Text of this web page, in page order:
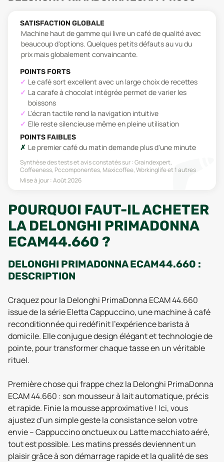
SATISFACTION GLOBALE
Machine haut de gamme qui livre un café de qualité avec
beaucoup d'options. Quelques petits défauts au vu du
prix mais globalement convaincante.
POINTS FORTS
Le café sort excellent avec un large choix de recettes
La carafe à chocolat intégrée permet de varier les
boissons
L'écran tactile rend la navigation intuitive
Elle reste silencieuse même en pleine utilisation
POINTS FAIBLES
Le premier café du matin demande plus d'une minute
Synthèse des tests et avis constatés sur :Graindexpert,
Coffeeness, Pccomponentes, Maxicoffee, Workinglifeet 1 autres
Mise à jour :Août 2026
POURQUOI FAUT-IL ACHETER
LA DELONGHI PRIMADONNA
ECAM44.660 ?
DELONGHI PRIMADONNA ECAM44.660 :
DESCRIPTION
Craquez pour la Delonghi PrimaDonna ECAM 44.660
issue de la série Eletta Cappuccino, une machine à café
reconditionnée qui redéfinit l’expérience barista à
domicile. Elle conjugue design élégant et technologie de
pointe, pour transformer chaque tasse en un véritable
rituel.
Première chose qui frappe chez la Delonghi PrimaDonna
ECAM 44.660 : son mousseur à lait automatique, précis
et rapide. Finie la mousse approximative ! Ici, vous
ajustez d’un simple geste la consistance selon votre
envie – Cappuccino onctueux ou Latte macchiato aéré,
tout est possible. Les matins pressés deviennent un
plaisir grâce à son démarrage rapide et la qualité de ses